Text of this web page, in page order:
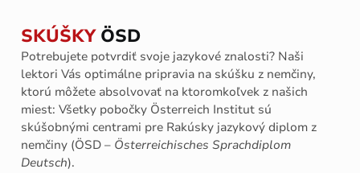
SKÚŠKY ÖSD
Potrebujete potvrdiť svoje jazykové znalosti? Naši
lektori Vás optimálne pripravia na skúšku z nemčiny,
ktorú môžete absolvovať na ktoromkoľvek z našich
miest: Všetky pobočky Österreich Institut sú
skúšobnými centrami pre Rakúsky jazykový diplom z
nemčiny (ÖSD – Österreichisches Sprachdiplom
Deutsch).